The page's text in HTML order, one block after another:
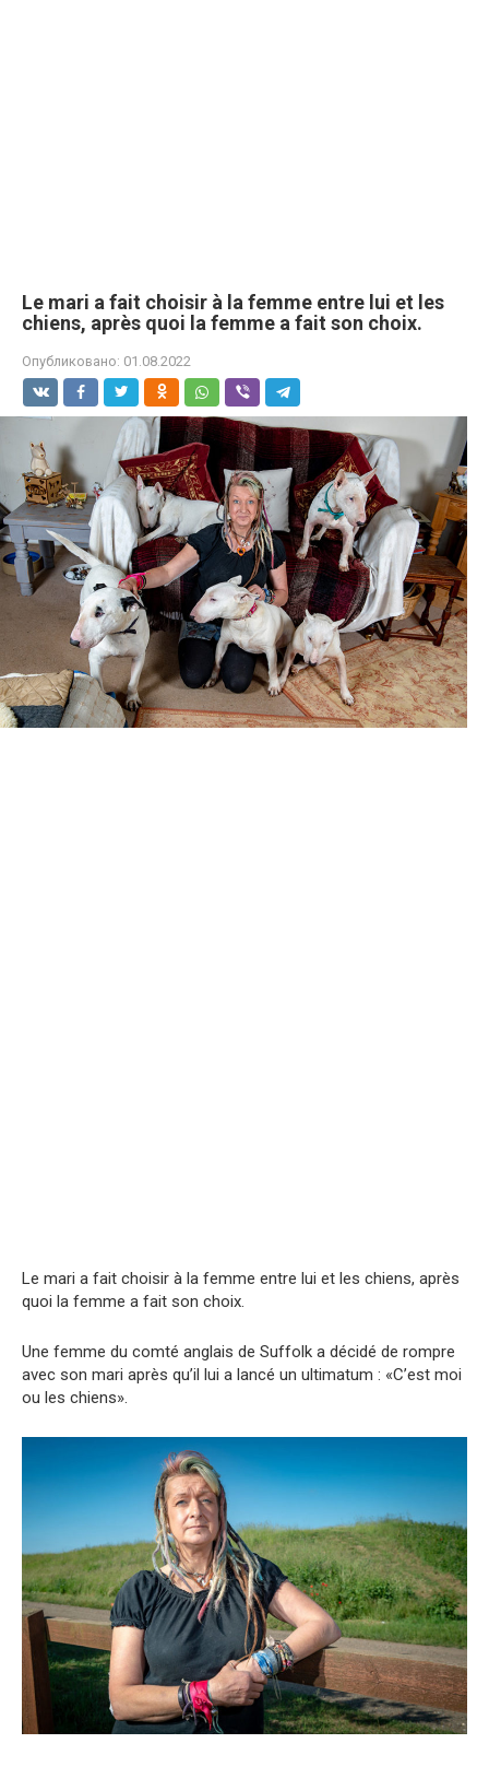
Le mari a fait choisir à la femme entre lui et les
chiens, après quoi la femme a fait son choix.
Опубликовано: 01.08.2022
Le mari a fait choisir à la femme entre lui et les chiens, après
quoi la femme a fait son choix.
Une femme du comté anglais de Suffolk a décidé de rompre
avec son mari après qu’il lui a lancé un ultimatum : «C’est moi
ou les chiens».